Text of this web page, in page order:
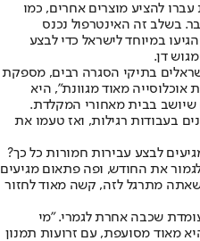
להציע מוצרים אחרים, כמו
בשלב זה האינטרפול נכנס
במיוחד לישראל כדי לבצע
דן.
בתיקי הסגרה רבים, מספקת
מאוד מגוונת", היא
שיושב בבית מאחורי המקלדת.
בעבודות רגילות, ואז טעמו את
לבצע עבירות חמורות כל כך?
את החודש, ופה פתאום מגיעים
שאתה מתרגל לזה, קשה מאוד לחזור
שכבה אחרת לגמרי. "מי
מאוד מסועפת, עם זרועות תמנון